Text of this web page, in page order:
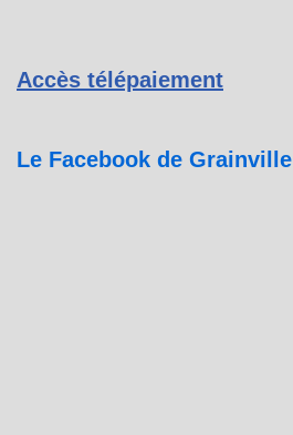
Accès télépaiement
Le Facebook de Grainville